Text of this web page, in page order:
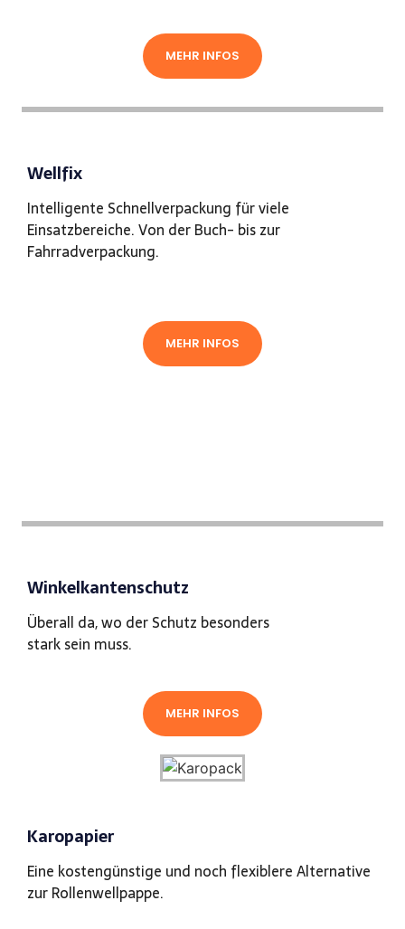
MEHR INFOS
Wellfix
Intelligente Schnellverpackung für viele
Einsatzbereiche. Von der Buch- bis zur
Fahrradverpackung.
MEHR INFOS
Winkelkantenschutz
Überall da, wo der Schutz besonders
stark sein muss.
MEHR INFOS
Karopapier
Eine kostengünstige und noch flexiblere Alternative
zur Rollenwellpappe.